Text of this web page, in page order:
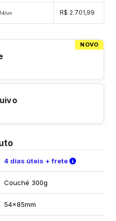
un R$ 2.701,99
NOVO
4 dias úteis + frete Verifique
Couché 300g
54x85mm